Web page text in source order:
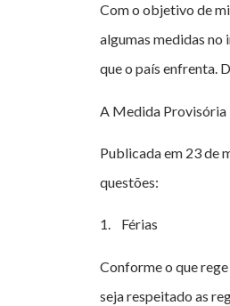
Com o objetivo de
algumas medidas no
que o país enfrenta.
A Medida Provisória
Publicada em 23 de
questões:
1. Férias
Conforme o que
seja respeitado as